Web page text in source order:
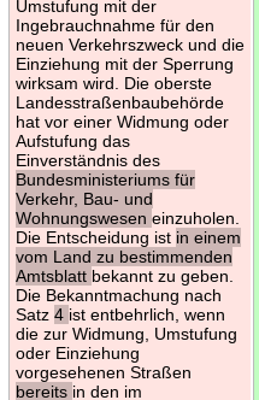
Umstufung mit der
Ingebrauchnahme für den
neuen Verkehrszweck und die
Einziehung mit der Sperrung
wirksam wird. Die oberste
Landesstraßenbaubehörde
hat vor einer Widmung oder
Aufstufung das
Einverständnis des
Bundesministeriums für
Verkehr, Bau- und
Wohnungswesen einzuholen.
Die Entscheidung ist in einem
vom Land zu bestimmenden
Amtsblatt bekannt zu geben.
Die Bekanntmachung nach
Satz 4 ist entbehrlich, wenn
die zur Widmung, Umstufung
oder Einziehung
vorgesehenen Straßen
bereits in den im